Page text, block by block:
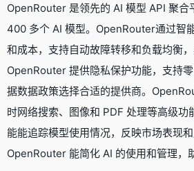
OpenRouter 是领先的 AI 模型 API 聚合
400 多个 AI 模型。OpenRouter通过智
和成本，支持自动故障转移和负载均衡，
OpenRouter 提供隐私保护功能，支持
据数据政策选择合适的提供商。
时网络搜索、图像和 PDF 处理等高级
能能追踪模型使用情况，反映市场表现和
OpenRouter 能简化 AI 的使用和管理，